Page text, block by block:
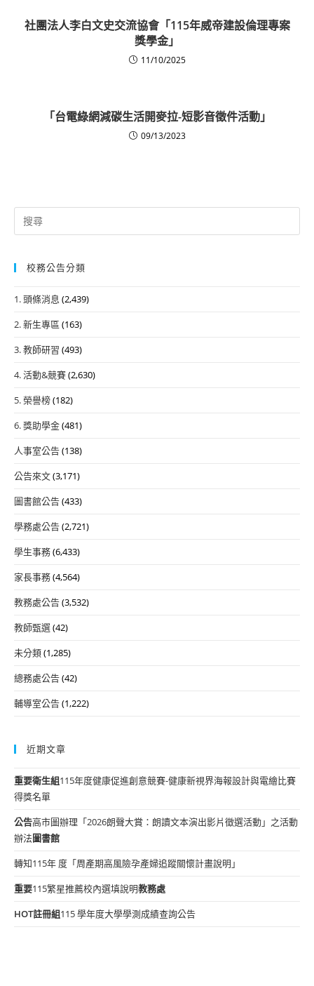
社團法人李白文史交流協會「115年威帝建設倫理專案
獎學金」
11/10/2025
「台電綠網減碳生活開麥拉-短影音徵件活動」
09/13/2023
Search
for:
校務公告分類
1. 頭條消息 (2,439)
2. 新生專區 (163)
3. 教師研習 (493)
4. 活動&競賽(2,630)
5. 榮譽榜(182)
6. 獎助學金(481)
人事室公告(138)
公告來文(3,171)
圖書館公告(433)
學務處公告(2,721)
學生事務(6,433)
家長事務(4,564)
教務處公告(3,532)
教師甄選(42)
未分類(1,285)
總務處公告(42)
輔導室公告(1,222)
近期文章
重要衛生組115年度健康促進創意競賽-健康新視界海報設計與電繪比賽
得獎名單
公告高市圖辦理「2026朗聲大賞：朗讀文本演出影片徵選活動」之活動
辦法圖書館
轉知115年 度「周產期高風險孕產婦追蹤關懷計畫說明」
重要115繁星推薦校內選填說明教務處
HOT註冊組115 學年度大學學測成績查詢公告